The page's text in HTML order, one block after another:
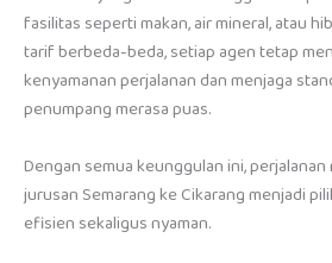
fasilitas seperti makan, air mineral, atau
tarif berbeda-beda, setiap agen tetap
kenyamanan perjalanan dan menjaga
penumpang merasa puas.
Dengan semua keunggulan ini,
jurusan Semarang ke Cikarang menjadi
efisien sekaligus nyaman.